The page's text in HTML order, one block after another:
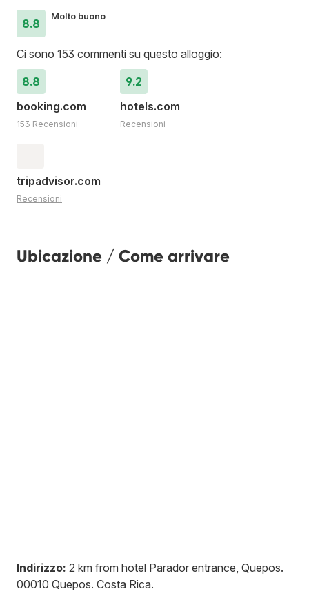
8.8
Molto buono
Ci sono 153 commenti su questo alloggio:
8.8
booking.com
153 Recensioni
9.2
hotels.com
Recensioni
tripadvisor.com
Recensioni
Ubicazione / Come arrivare
Indirizzo: 2 km from hotel Parador entrance, Quepos.
00010 Quepos. Costa Rica.